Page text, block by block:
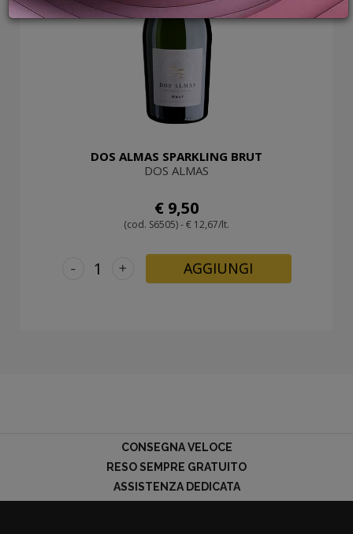
GIFT
DOS ALMAS SPARKLING BRUT
DOS ALMAS
€ 9,50
(cod. S6505) - € 12,67/lt.
+
- AGGIUNGI
CONSEGNA VELOCE
RESO SEMPRE GRATUITO
ASSISTENZA DEDICATA